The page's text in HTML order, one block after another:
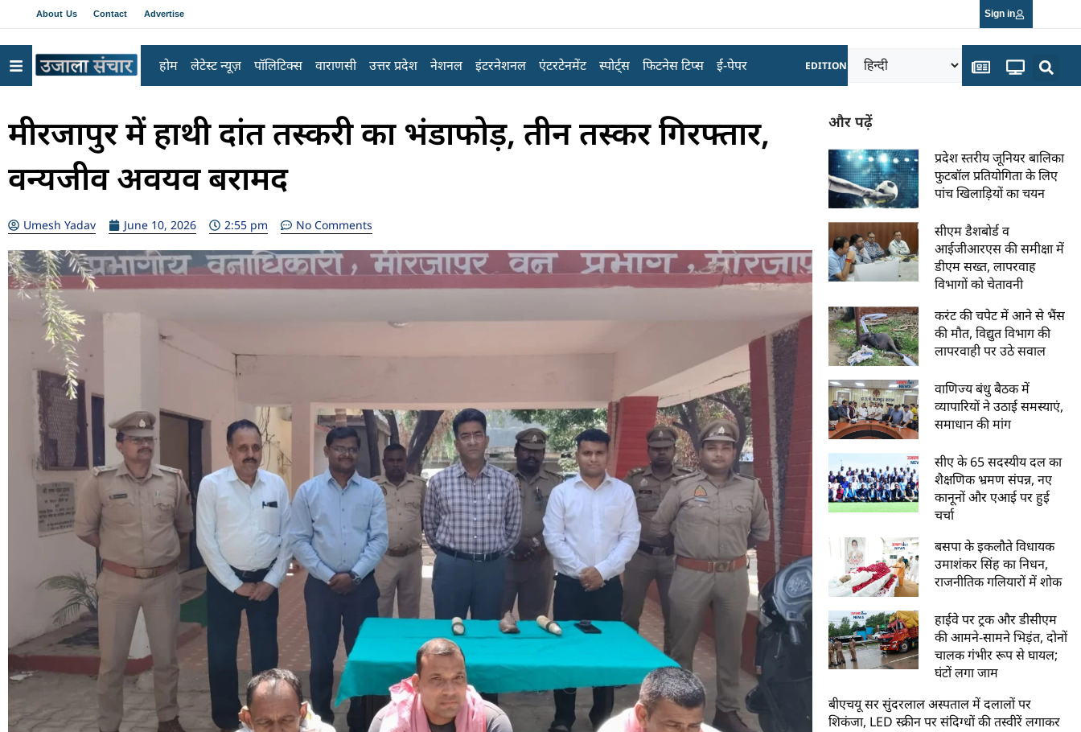
About Us Contact Advertise Sign in
होम लेटेस्ट न्यूज़ पॉलिटिक्स वाराणसी उत्तर प्रदेश नेशनल इंटरनेशनल एंटरटेनमेंट स्पोर्ट्स फिटनेस टिप्स ई-पेपर EDITION
मीरजापुर में हाथी दांत तस्करी का भंडाफोड़, तीन तस्कर गिरफ्तार,
वन्यजीव अवयव बरामद
Umesh Yadav June 10, 2026 2:55 pm No Comments
और पढ़ें
प्रदेश स्तरीय जूनियर बालिका
फुटबॉल प्रतियोगिता के लिए
पांच खिलाड़ियों का चयन
सीएम डैशबोर्ड व
आईजीआरएस की समीक्षा में
डीएम सख्त, लापरवाह
विभागों को चेतावनी
करंट की चपेट में आने से भैंस
की मौत, विद्युत विभाग की
लापरवाही पर उठे सवाल
वाणिज्य बंधु बैठक में
व्यापारियों ने उठाई समस्याएं,
समाधान की मांग
सीए के 65 सदस्यीय दल का
शैक्षणिक भ्रमण संपन्न, नए
कानूनों और एआई पर हुई
चर्चा
बसपा के इकलौते विधायक
उमाशंकर सिंह का निधन,
राजनीतिक गलियारों में शोक
हाईवे पर ट्रक और डीसीएम
की आमने-सामने भिड़ंत, दोनों
चालक गंभीर रूप से घायल;
घंटों लगा जाम
बीएचयू सर सुंदरलाल अस्पताल में दलालों पर
शिकंजा, LED स्क्रीन पर संदिग्धों की तस्वीरें लगाकर